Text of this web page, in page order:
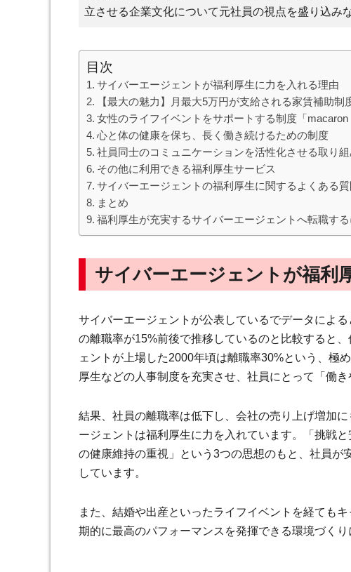
立させる企業文化について元社員の視点を盛り込み
目次
サイバーエージェントが福利厚生に力を入れる理由
【最大の魅力】月最大5万円が支給される家賃補助制
女性のライフイベントをサポートする制度「macaron
心と体の健康を保ち、長く働き続けるための制度
社員同士のコミュニケーションを活性化させる取り組
その他に利用できる福利厚生サービス
サイバーエージェントの福利厚生に関するよくある質
まとめ
福利厚生が充実するサイバーエージェントへ転職す
サイバーエージェントが福利
サイバーエージェントが公表しているでデータによ
の離職率が15%前後で推移しているのと比較すると
ェントが上場した2000年頃は離職率30%という、極
厚生などの人事制度を充実させ、社員にとって「働き
結果、社員の離職率は低下し、会社の売り上げ増加
ージェントは福利厚生に力を入れています。「挑戦
の健康維持の重視」という3つの思想のもと、社員
しています。
また、結婚や出産といったライフイベントを経ても
期的に最高のパフォーマンスを発揮できる環境づくり